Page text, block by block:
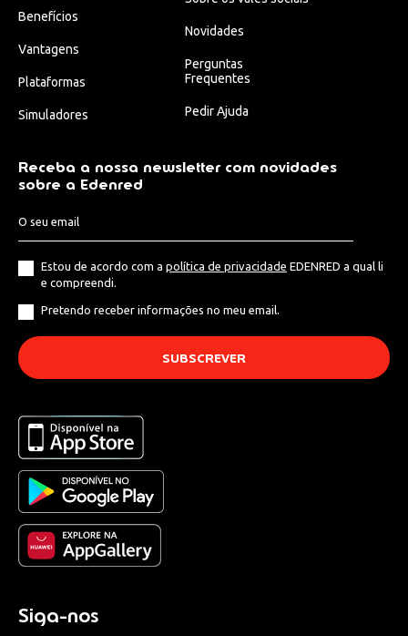
Benefícios
Vantagens
Plataformas
Simuladores
Novidades
Perguntas
Frequentes
Pedir Ajuda
Receba a nossa newsletter com novidades
sobre a Edenred
Estou de acordo com a política de privacidade EDENRED a qual li
e compreendi.
Pretendo receber informações no meu email.
Siga-nos